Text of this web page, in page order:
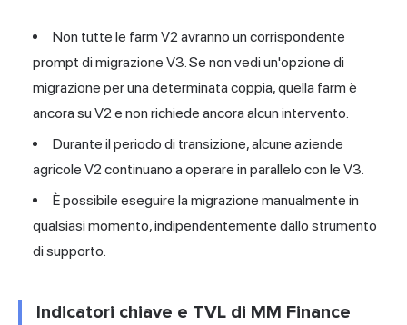
Non tutte le farm V2 avranno un corrispondente
prompt di migrazione V3. Se non vedi un'opzione di
migrazione per una determinata coppia, quella farm è
ancora su V2 e non richiede ancora alcun intervento.
Durante il periodo di transizione, alcune aziende
agricole V2 continuano a operare in parallelo con le V3.
È possibile eseguire la migrazione manualmente in
qualsiasi momento, indipendentemente dallo strumento
di supporto.
Indicatori chiave e TVL di MM Finance